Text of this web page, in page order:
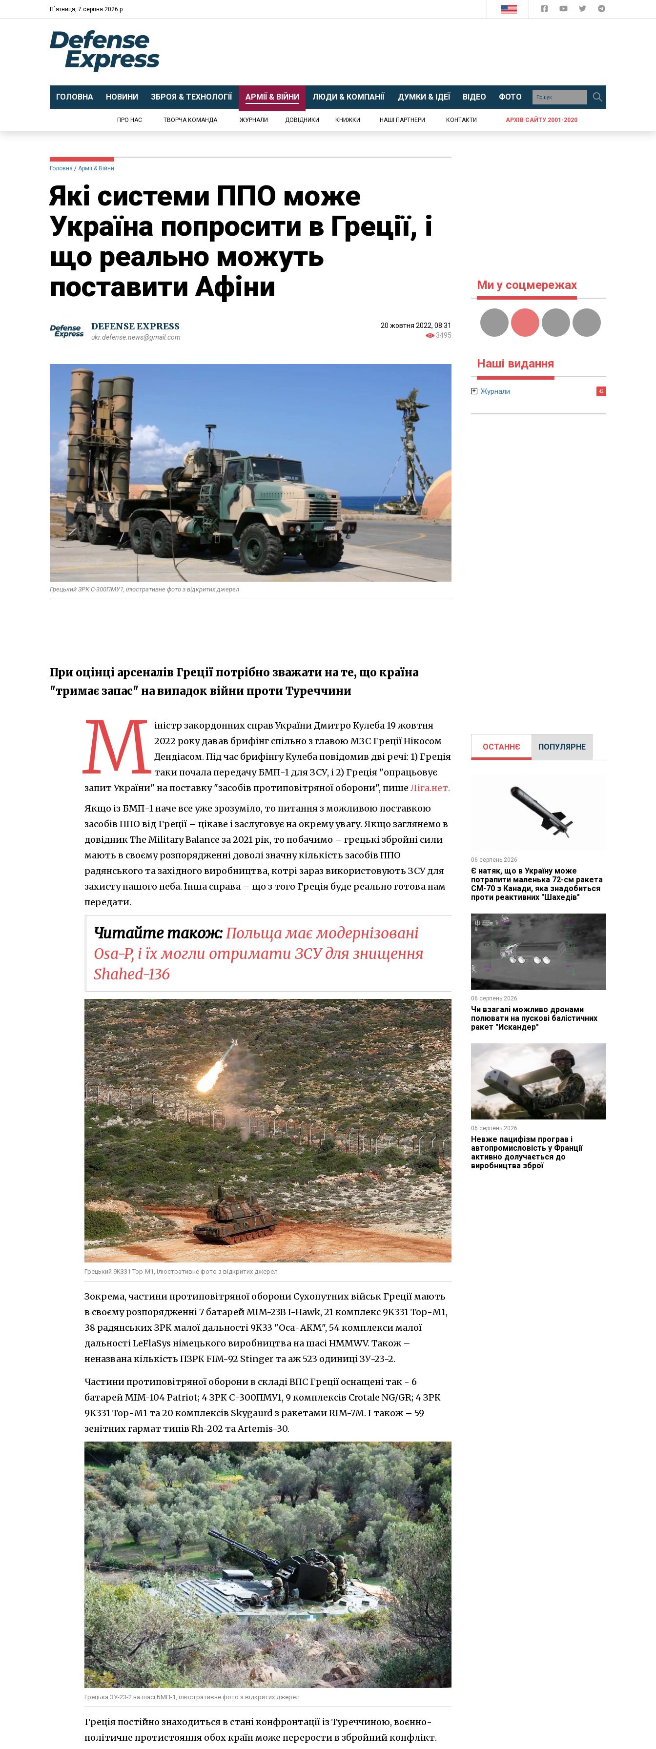
П`ятниця, 7 серпня 2026 р.
ГОЛОВНА НОВИНИ ЗБРОЯ & ТЕХНОЛОГІЇ АРМІЇ & ВІЙНИ ЛЮДИ & КОМПАНІЇ ДУМКИ & ІДЕЇ ВІДЕО ФОТО
ПРО НАС ТВОРЧА КОМАНДА ЖУРНАЛИ ДОВІДНИКИ КНИЖКИ НАШІ ПАРТНЕРИ КОНТАКТИ АРХІВ САЙТУ 2001-2020
Головна Армії & Війни
Які системи ППО може
Україна попросити в Греції, і
що реально можуть
поставити Афіни
DEFENSE EXPRESS
ukr.defense.news@gmail.com
20 жовтня 2022, 08:31
3495
Грецький ЗРК С-300ПМУ1, ілюстративне фото з відкритих джерел
При оцінці арсеналів Греції потрібно зважати на те, що країна
"тримає запас" на випадок війни проти Туреччини
М іністр закордонних справ України Дмитро Кулеба 19 жовтня
2022 року давав брифінг спільно з главою МЗС Греції Нікосом
Дендіасом. Під час брифінгу Кулеба повідомив дві речі: 1) Греція
таки почала передачу БМП-1 для ЗСУ, і 2) Греція "опрацьовує
запит України" на поставку "засобів протиповітряної оборони", пише Ліга.нет.
Якщо із БМП-1 наче все уже зрозуміло, то питання з можливою поставкою
засобів ППО від Греції – цікаве і заслуговує на окрему увагу. Якщо заглянемо в
довідник The Military Balance за 2021 рік, то побачимо – грецькі збройні сили
мають в своєму розпорядженні доволі значну кількість засобів ППО
радянського та західного виробництва, котрі зараз використовують ЗСУ для
захисту нашого неба. Інша справа – що з того Греція буде реально готова нам
передати.
Читайте також:Польща має модернізовані
Osa-P, і їх могли отримати ЗСУ для знищення
Shahed-136
Грецький 9K331 Тор-M1, ілюстративне фото з відкритих джерел
Зокрема, частини протиповітряної оборони Сухопутних військ Греції мають
в своєму розпорядженні 7 батарей MIM-23B I-Hawk, 21 комплекс 9K331 Тор-M1,
38 радянських ЗРК малої дальності 9K33 "Оса-АКМ", 54 комплекси малої
дальності LeFlaSys німецького виробництва на шасі HMMWV. Також –
неназвана кількість ПЗРК FIM-92 Stinger та аж 523 одиниці ЗУ-23-2.
Частини протиповітряної оборони в складі ВПС Греції оснащені так - 6
батарей MIM-104 Patriot; 4 ЗРК С-300ПМУ1, 9 комплексів Crotale NG/GR; 4 ЗРК
9K331 Тор-М1 та 20 комплексів Skygaurd з ракетами RIM-7M. І також – 59
зенітних гармат типів Rh-202 та Artemis-30.
Грецька ЗУ-23-2 на шасі БМП-1, ілюстративне фото з відкритих джерел
Греція постійно знаходиться в стані конфронтації із Туреччиною, воєнно-
політичне протистояння обох країн може перерости в збройний конфлікт.
Ми у соцмережах
Наші видання
Журнали 42
ОСТАННЄ ПОПУЛЯРНЕ
06 серпень 2026
Є натяк, що в Україну може
потрапити маленька 72-см ракета
CM-70 з Канади, яка знадобиться
проти реактивних "Шахедів"
06 серпень 2026
Чи взагалі можливо дронами
полювати на пускові балістичних
ракет "Искандер"
06 серпень 2026
Невже пацифізм програв і
автопромисловість у Франції
активно долучається до
виробництва зброї